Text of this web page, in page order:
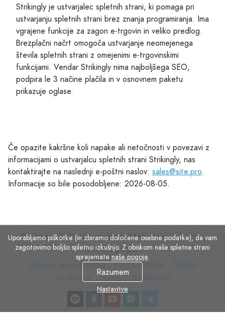
Strikingly je ustvarjalec spletnih strani, ki pomaga pri
ustvarjanju spletnih strani brez znanja programiranja. Ima
vgrajene funkcije za zagon e-trgovin in veliko predlog.
Brezplačni načrt omogoča ustvarjanje neomejenega
števila spletnih strani z omejenimi e-trgovinskimi
funkcijami. Vendar Strikingly nima najboljšega SEO,
podpira le 3 načine plačila in v osnovnem paketu
prikazuje oglase.
Če opazite kakršne koli napake ali netočnosti v povezavi z
informacijami o ustvarjalcu spletnih strani Strikingly, nas
kontaktirajte na naslednji e-poštni naslov: sales@site.pro.
Informacije so bile posodobljene: 2026-08-05.
© Site.pro 2011. Ustvarjalec spletnih strani.Združene
države Amerike.
Obrnite se na prodajo
Pogoji
storitve
Pogoji storitve
Nastavitve
piškotkov
Nastavitve piškotkov
Uporabljamo piškotke (in zbiramo določene osebne podatke), da vam
zagotovimo boljšo spletno izkušnjo. Z obiskom naše spletne strani
sprejemate naše pogoje.
Razumem
Nastavitve